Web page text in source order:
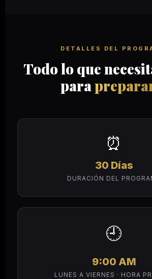
DETALLES DEL
Todo lo que
para
⏰
30 Días
DURACIÓN DEL
🕘
9:00 AM
LUNES A VIERNES · HORA